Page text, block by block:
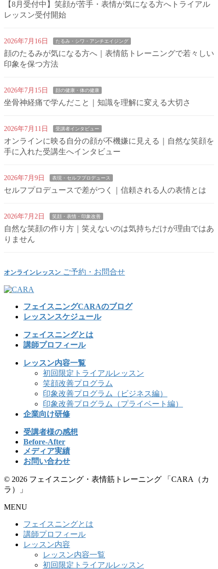
【8月受付中】笑顔が苦手・表情が気になる方へトライアル
レッスン受付開始
2026年7月16日 たるみ・シワ・アンチエイジング
顔のたるみが気になる方へ｜表情筋トレーニングで若々しい
印象を保つ方法
2026年7月15日 顔の健康・体の健康
坐骨神経痛で学んだこと｜知識を理解に変える大切さ
2026年7月11日 受講者インタビュー
オンラインに映る自分の顔が不機嫌に見える｜自然な笑顔を
手に入れた受講生へインタビュー
2026年7月9日 表現・セルフプロデュース
セルフプロデュースで差がつく｜信頼される人の表情とは
2026年7月2日 笑顔・表情・印象改善
自然な笑顔の作り方｜笑えないのは気持ちだけが理由ではあ
りません
オンラインレッスン ご予約・お問合せ
フェイスニングCARAのブログ
レッスンスケジュール
フェイスニングとは
講師プロフィール
レッスン内容一覧
初回限定トライアルレッスン
笑顔改善プログラム
印象改善プログラム（ビジネス編）
印象改善プログラム（プライベート編）
企業向け研修
受講者様の感想
Before-After
メディア実績
お問い合わせ
© 2026 フェイスニング・表情筋トレーニング 「CARA（カ
ラ）」
MENU
フェイスニングとは
講師プロフィール
レッスン内容
レッスン内容一覧
初回限定トライアルレッスン